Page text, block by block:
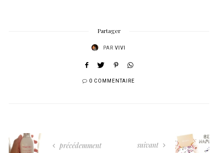
Partager
PAR VIVI
0 COMMENTAIRE
précédemment suivant